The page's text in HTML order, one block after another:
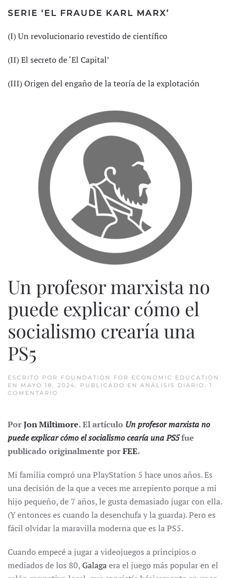
SERIE ‘EL FRAUDE KARL MARX’
(I) Un revolucionario revestido de científico
(II) El secreto de ‘El Capital’
(III) Origen del engaño de la teoría de la explotación
Un profesor marxista no
puede explicar cómo el
socialismo crearía una
PS5
ESCRITO POR FOUNDATION FOR ECONOMIC EDUCATION
EN MAYO 18, 2024. PUBLICADO EN ANÁLISIS DIARIO. 1
COMENTARIO
NO
EXPLICAR
CÓMO
EL
UNA
PS5
PorJon Miltimore. El artículo Un profesor marxista no
puede explicar cómo el socialismo cearía una PS5fue
publicado originalmente porFEE.
Mi familia compró una PlayStation 5 hace unos años. Es
una decisión de la que a veces me arrepiento porque a mi
hijo pequeño, de 7 años, le gusta demasiado jugar con ella.
(Y entonces es cuando la desenchufa y la guarda). Pero es
fácil olvidar la maravilla moderna que es la PS5.
Cuando empecé a jugar a videojuegos a principios o
mediados de los 80,Galagaera el juego más popular en el